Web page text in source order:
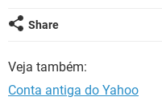
Share
Veja também:
Conta antiga do Yahoo